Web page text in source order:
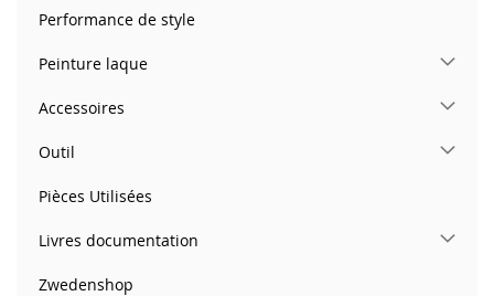
Performance de style
Peinture laque
Accessoires
Outil
Pièces Utilisées
Livres documentation
Zwedenshop